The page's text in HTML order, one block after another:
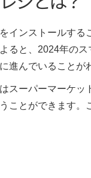
インストールする
よると、2024年の
進んでいることが
スーパーマーケ
ことができます。